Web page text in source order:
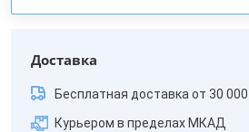
Доставка
Бесплатная доставка от 30
Курьером в пределах МКАД